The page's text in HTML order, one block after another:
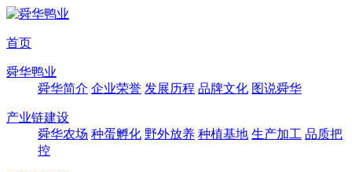
首页
舜华鸭业
舜华简介 企业荣誉 发展历程 品牌文化 图说舜华
产业链建设
舜华农场 种蛋孵化 野外放养 种植基地 生产加工 品质把
控